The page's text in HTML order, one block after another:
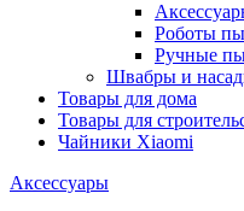
Роботы
Ручные
Швабры и
Товары для дома
Товары для
Чайники Xiaomi
Аксессуары